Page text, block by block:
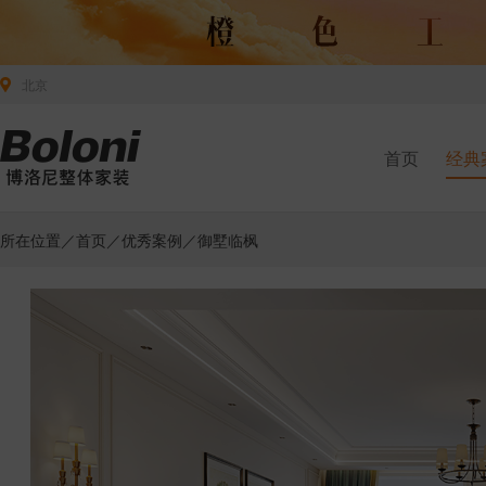
首页 经典
所在位置／首页 ／优秀案例 ／御墅临枫